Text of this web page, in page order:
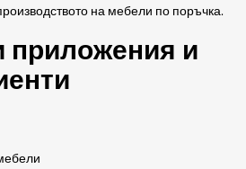
на мебели по поръчка.
приложения и